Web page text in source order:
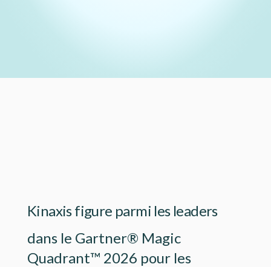
Kinaxis figure parmi les leaders
dans le Gartner® Magic
Quadrant™ 2026 pour les